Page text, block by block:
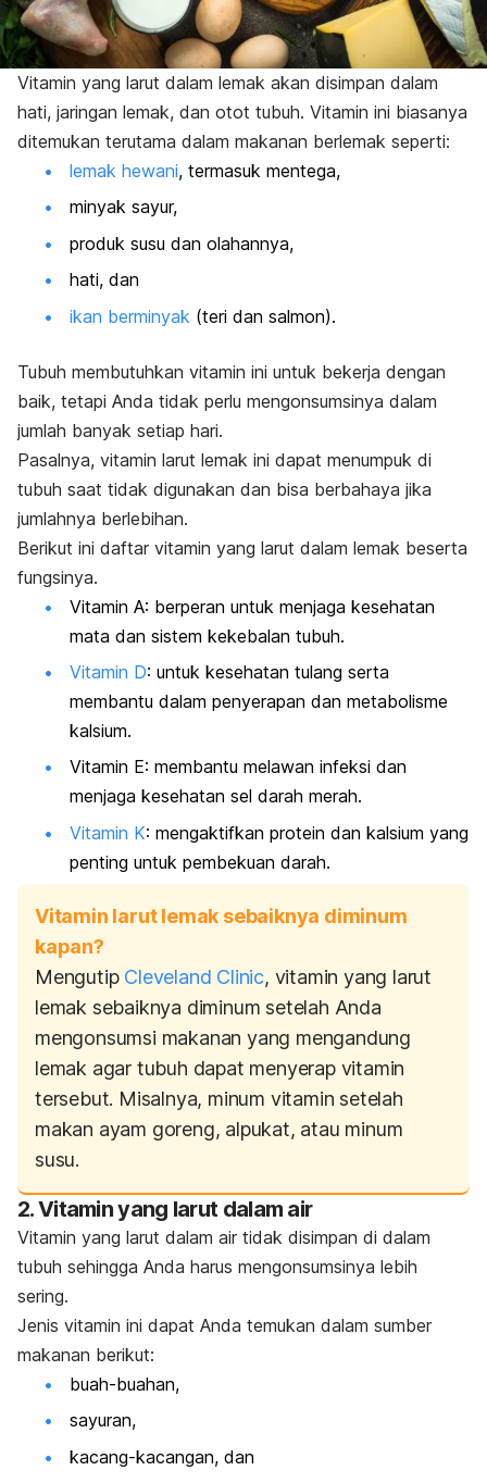
Vitamin yang larut dalam lemak akan disimpan dalam
hati, jaringan lemak, dan otot tubuh. Vitamin ini biasanya
ditemukan terutama dalam makanan berlemak seperti:
lemak hewani, termasuk mentega,
minyak sayur,
produk susu dan olahannya,
hati, dan
ikan berminyak (teri dan salmon).
Tubuh membutuhkan vitamin ini untuk bekerja dengan
baik, tetapi Anda tidak perlu mengonsumsinya dalam
jumlah banyak setiap hari.
Pasalnya, vitamin larut lemak ini dapat menumpuk di
tubuh saat tidak digunakan dan bisa berbahaya jika
jumlahnya berlebihan.
Berikut ini daftar vitamin yang larut dalam lemak beserta
fungsinya.
Vitamin A: berperan untuk menjaga kesehatan
mata dan sistem kekebalan tubuh.
Vitamin D: untuk kesehatan tulang serta
membantu dalam penyerapan dan metabolisme
kalsium.
Vitamin E: membantu melawan infeksi dan
menjaga kesehatan sel darah merah.
Vitamin K: mengaktifkan protein dan kalsium yang
penting untuk pembekuan darah.
Vitamin larut lemak sebaiknya diminum
kapan?
Mengutip Cleveland Clinic, vitamin yang larut
lemak sebaiknya diminum setelah Anda
mengonsumsi makanan yang mengandung
lemak agar tubuh dapat menyerap vitamin
tersebut. Misalnya, minum vitamin setelah
makan ayam goreng, alpukat, atau minum
susu.
2. Vitamin yang larut dalam air
Vitamin yang larut dalam air tidak disimpan di dalam
tubuh sehingga Anda harus mengonsumsinya lebih
sering.
Jenis vitamin ini dapat Anda temukan dalam sumber
makanan berikut:
buah-buahan,
sayuran,
kacang-kacangan, dan